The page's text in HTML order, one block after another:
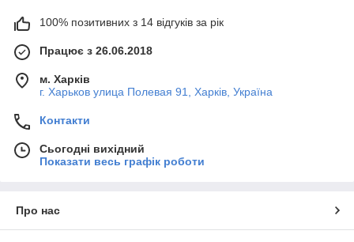
100% позитивних з 14 відгуків за рік
Працює з 26.06.2018
м. Харків
г. Харьков улица Полевая 91, Харків, Україна
Контакти
Сьогодні вихідний
Показати весь графік роботи
Про нас